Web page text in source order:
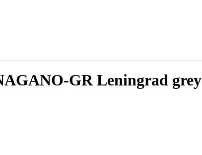
GR Leningrad grey